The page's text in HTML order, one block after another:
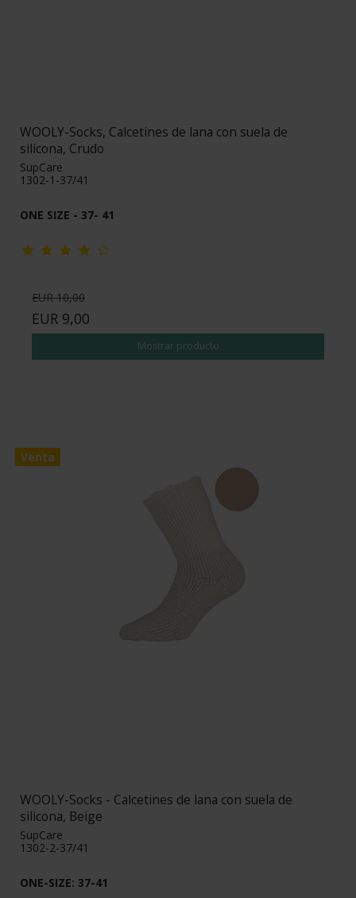
WOOLY-Socks, Calcetines de lana con suela de
silicona, Crudo
SupCare
1302-1-37/41
ONE SIZE - 37- 41
EUR 10,00
EUR 9,00
Mostrar producto
Venta
WOOLY-Socks - Calcetines de lana con suela de
silicona, Beige
SupCare
1302-2-37/41
ONE-SIZE: 37-41